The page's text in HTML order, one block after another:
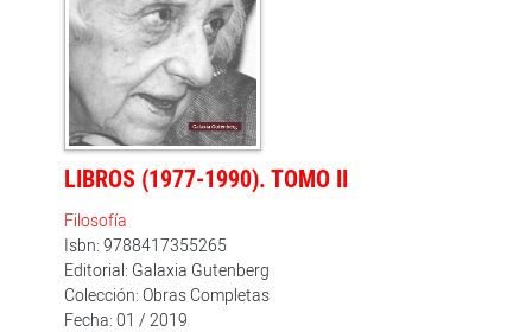
LIBROS (1977-1990). TOMO II
Filosofía
Isbn: 9788417355265
Editorial: Galaxia Gutenberg
Colección: Obras Completas
Fecha: 01 / 2019